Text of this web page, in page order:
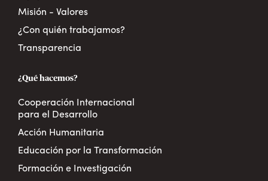
Misión - Valores
¿Con quién trabajamos?
Transparencia
¿Qué hacemos?
Cooperación Internacional
para el Desarrollo
Acción Humanitaria
Educación por la Transformación
Formación e Investigación